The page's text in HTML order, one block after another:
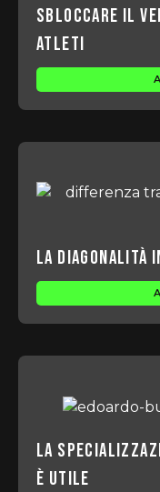
sbloccare il
atleti
La Diagonalità
La
è utile